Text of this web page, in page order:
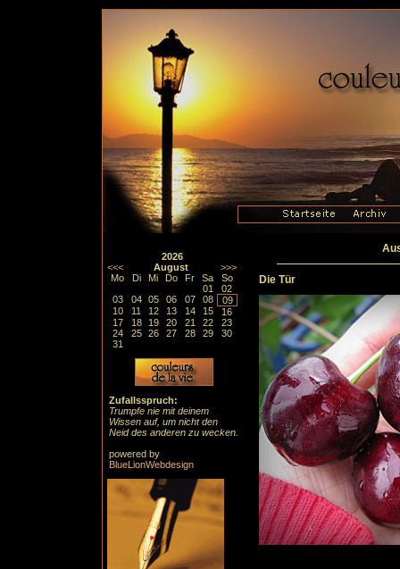
2026
<<<
August
>>>
Mo
Di Mi Do Fr Sa
So
01
02
03
04 05 06 07 08
09
10
11 12 13 14 15
16
17
18 19 20 21 22
23
24
25 26 27 28 29
30
31
Zufallsspruch:
Trumpfe nie mit deinem
Wissen auf, um nicht den
Neid des anderen zu wecken.
powered by
BlueLionWebdesign
Die Tür